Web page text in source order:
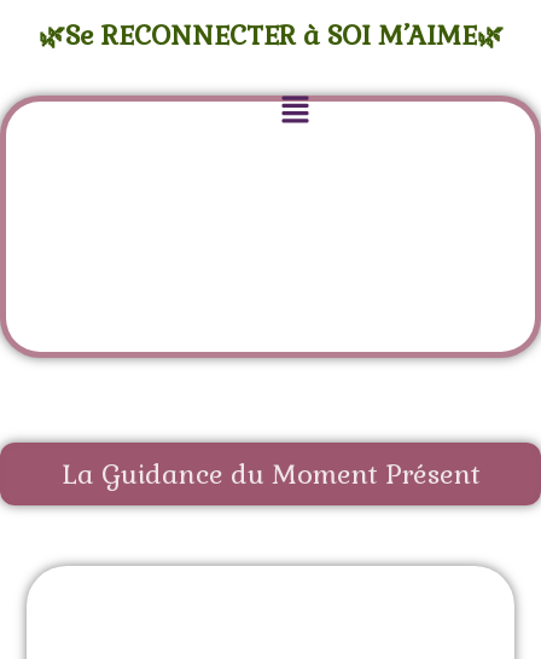
🌿Se RECONNECTER à SOI M’AIME🌿
La Guidance du Moment Présent